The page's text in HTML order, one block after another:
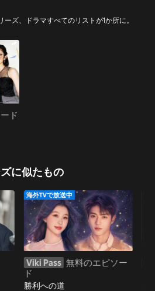
ズ、ドラマすべてのリストが1か所に。
ド
に似たもの
海外TVで放送中
Viki Pass 無料のエピソー
ド
勝利への道